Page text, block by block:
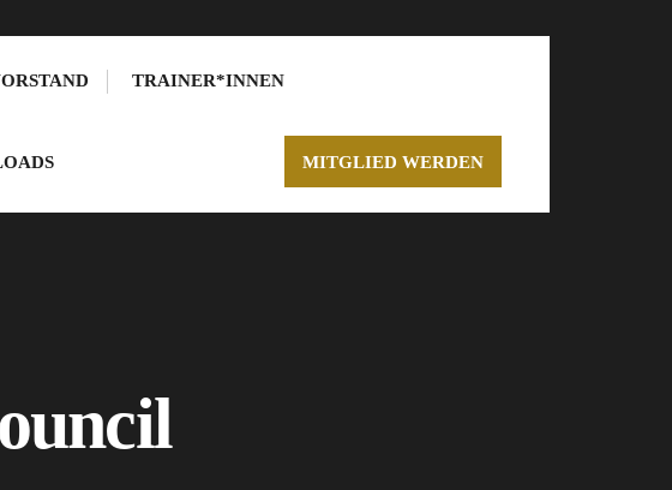
TRAINER*INNEN
MITGLIED WERDEN